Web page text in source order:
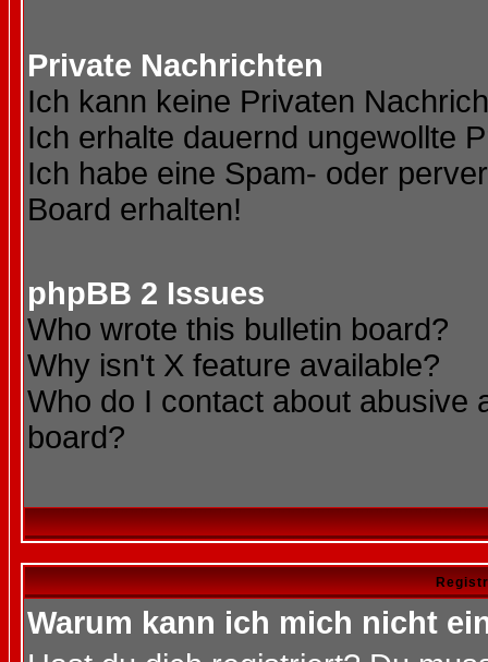
Private Nachrichten
Ich kann keine Privaten
Ich erhalte dauernd ungewollte
Ich habe eine Spam- oder
Board erhalten!
phpBB 2 Issues
Who wrote this bulletin board?
Why isn't X feature available?
Who do I contact about abusive
board?
Warum kann ich mich nicht